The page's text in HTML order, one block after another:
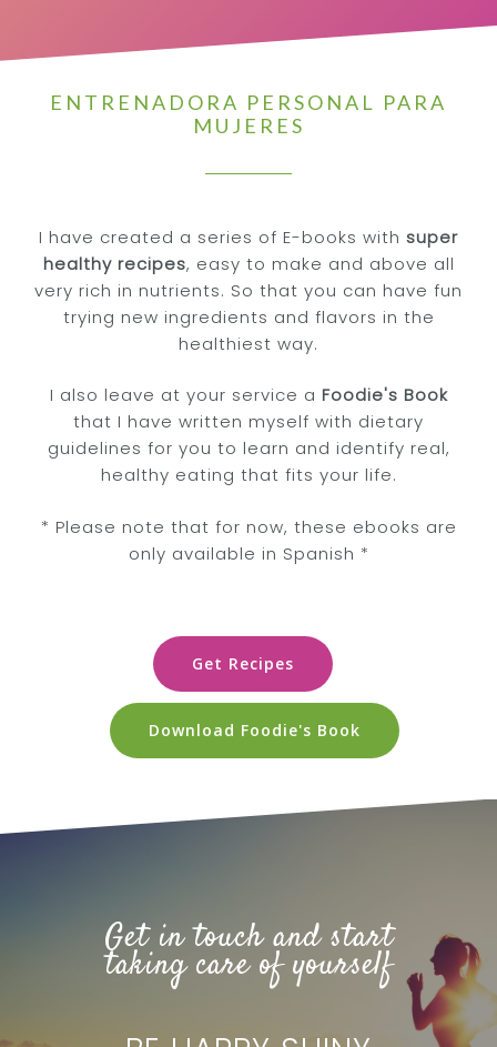
ENTRENADORA PERSONAL PARA
MUJERES
I have created a series of E-books with super
healthy recipes, easy to make and above all
very rich in nutrients. So that you can have fun
trying new ingredients and flavors in the
healthiest way.
I also leave at your service a Foodie's Book
that I have written myself with dietary
guidelines for you to learn and identify real,
healthy eating that fits your life.
* Please note that for now, these ebooks are
only available in Spanish *
Get Recipes
Download Foodie's Book
Get in touch and start
taking care of yourself
Home
About Me